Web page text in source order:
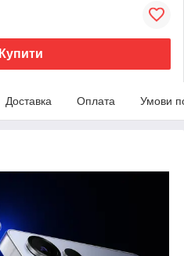
Купити
Доставка Оплата Умови